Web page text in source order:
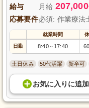
給与 月給 207,000
応募要件必須: 作業療法
就業時間
日勤 8:40～ 17:40
土日休み 50代活躍 新卒可
お気に入り に追加